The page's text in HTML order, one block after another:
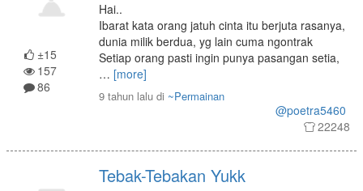
±15
157
86
Hai..
Ibarat kata orang jatuh cinta itu berjuta rasanya,
dunia milik berdua, yg lain cuma ngontrak
Setiap orang pasti ingin punya pasangan setia,
… [more]
9 tahun lalu di ~Permainan
@poetra5460
22248
Tebak-Tebakan Yukk